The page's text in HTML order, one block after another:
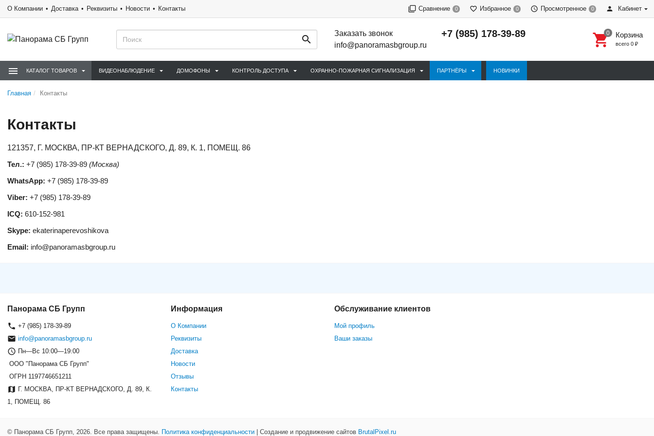
О Компании Доставка Реквизиты Новости Контакты Сравнение 0 Избранное 0 Просмотренное 0 Кабинет
Заказать звонок
info@panoramasbgroup.ru
+7 (985) 178-39-89 Корзина
всего 0 ₽
КАТАЛОГ ТОВАРОВ ВИДЕОНАБЛЮДЕНИЕ ДОМОФОНЫ КОНТРОЛЬ ДОСТУПА ОХРАННО-ПОЖАРНАЯ СИГНАЛИЗАЦИЯ ПАРТНЁРЫ НОВИНКИ
Главная Контакты
Контакты
121357, Г. МОСКВА, ПР-КТ ВЕРНАДСКОГО, Д. 89, К. 1, ПОМЕЩ. 86
Тел.: +7 (985) 178-39-89 (Москва)
WhatsApp: +7 (985) 178-39-89
Viber: +7 (985) 178-39-89
ICQ: 610-152-981
Skype: ekaterinaperevoshikova
Email: info@panoramasbgroup.ru
Панорама СБ Групп
+7 (985) 178-39-89
info@panoramasbgroup.ru
Пн—Вс 10:00—19:00
ООО "Панорама СБ Групп"
ОГРН 1197746651211
Г. МОСКВА, ПР-КТ ВЕРНАДСКОГО, Д. 89, К.
1, ПОМЕЩ. 86
Информация
О Компании
Реквизиты
Доставка
Новости
Отзывы
Контакты
Обслуживание клиентов
Мой профиль
Ваши заказы
© Панорама СБ Групп, 2026. Все права защищены. Политика конфиденциальности | Создание и продвижение сайтов BrutalPixel.ru